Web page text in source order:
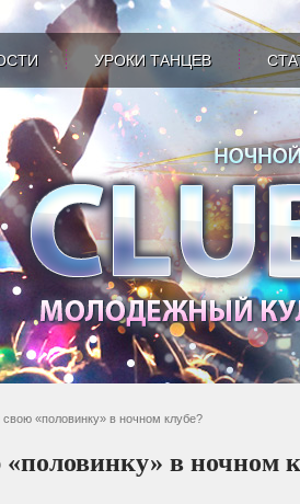
УРОКИ ТАНЦЕВ
свою «половинку» в ночном клубе?
в ночном